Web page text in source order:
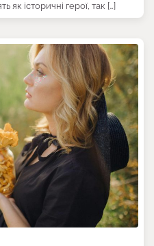
історичні герої, так […]